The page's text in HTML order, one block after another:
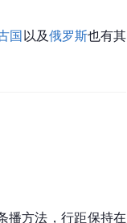
国以及俄罗斯也有其
播方法，行距保持在